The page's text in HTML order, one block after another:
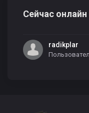
Сейчас онлайн
radikplar